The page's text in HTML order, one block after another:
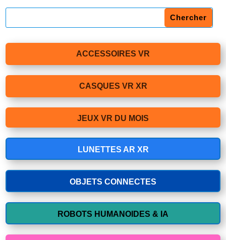
ACCESSOIRES VR
CASQUES VR XR
JEUX VR DU MOIS
LUNETTES AR XR
OBJETS CONNECTES
ROBOTS HUMANOIDES & IA